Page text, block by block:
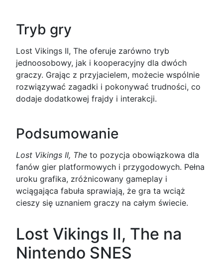
Tryb gry
Lost Vikings II, The oferuje zarówno tryb
jednoosobowy, jak i kooperacyjny dla dwóch
graczy. Grając z przyjacielem, możecie wspólnie
rozwiązywać zagadki i pokonywać trudności, co
dodaje dodatkowej frajdy i interakcji.
Podsumowanie
Lost Vikings II, The to pozycja obowiązkowa dla
fanów gier platformowych i przygodowych. Pełna
uroku grafika, zróżnicowany gameplay i
wciągająca fabuła sprawiają, że gra ta wciąż
cieszy się uznaniem graczy na całym świecie.
Lost Vikings II, The na
Nintendo SNES